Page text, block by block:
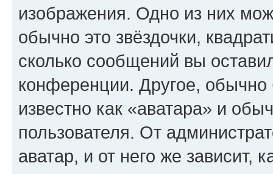
изображения. Одно из них
обычно это звёздочки,
сколько сообщений вы
конференции. Другое,
известно как «аватара» и
пользователя. От
аватар, и от него же зависит,